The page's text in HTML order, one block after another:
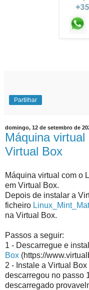
Partilhar
domingo, 12 de setembro de
Máquina
Virtual Box
Máquina virtual com o
em Virtual Box.
Depois de instalar a
ficheiro
na Virtual Box.
Passos a seguir:
1 - Descarregue e
Box (https://
2 - Instale a Virtual
descarregou no passo
descarregado